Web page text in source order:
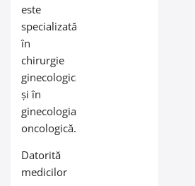
este
specializată
în
chirurgie
ginecologică
și în
ginecologia
oncologică.
Datorită
medicilor